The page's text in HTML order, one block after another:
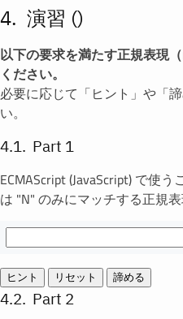
演習 ()
以下の要求を満たす正規表現
ください。
必要に応じて「ヒント」や「
い。
Part 1
ECMAScript (JavaScript) で使
は "N" のみにマッチする正規
ヒント リセット 諦める
Part 2